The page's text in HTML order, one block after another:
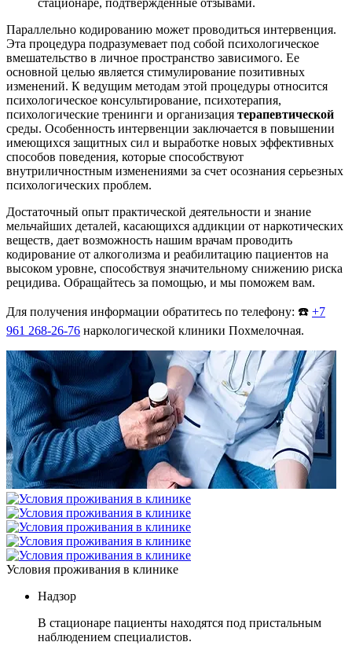
стационаре, подтвержденные отзывами.
Параллельно кодированию может проводиться интервенция.
Эта процедура подразумевает под собой психологическое
вмешательство в личное пространство зависимого. Ее
основной целью является стимулирование позитивных
изменений. К ведущим методам этой процедуры относится
психологическое консультирование, психотерапия,
психологические тренинги и организация терапевтической
среды. Особенность интервенции заключается в повышении
имеющихся защитных сил и выработке новых эффективных
способов поведения, которые способствуют
внутриличностным изменениями за счет осознания серьезных
психологических проблем.
Достаточный опыт практической деятельности и знание
мельчайших деталей, касающихся аддикции от наркотических
веществ, дает возможность нашим врачам проводить
кодирование от алкоголизма и реабилитацию пациентов на
высоком уровне, способствуя значительному снижению риска
рецидива. Обращайтесь за помощью, и мы поможем вам.
Для получения информации обратитесь по телефону: ☎️ +7
961 268-26-76 наркологической клиники Похмелочная.
Условия проживания в клинике
Надзор
В стационаре пациенты находятся под пристальным
наблюдением специалистов.